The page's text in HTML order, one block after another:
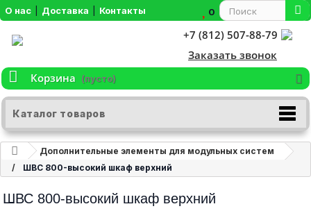
О нас Доставка Контакты 0
+7 (812) 507-88-79
Заказать звонок
Корзина
(пусто)
Каталог товаров
Дополнительные элементы для модульных систем
ШВС 800-высокий шкаф верхний
ШВС 800-высокий шкаф верхний